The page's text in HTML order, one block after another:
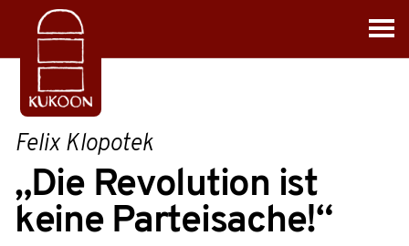
Felix Klopotek
„Die Revolution ist
keine Parteisache!“